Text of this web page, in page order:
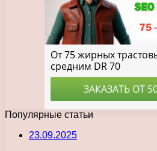
Популярные статьи
23.09.2025